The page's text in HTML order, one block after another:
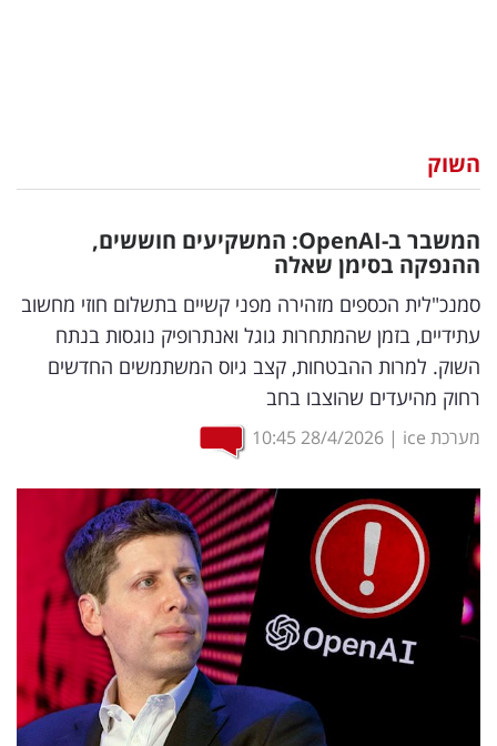
וצרכנות
דיגיטל
וטק
שיווק
ופרסום
משפט
מדדים
ומחקרים
דעות
רכילות
השוק
המשבר ב-OpenAI: המשקיעים חוששים,
ההנפקה בסימן שאלה
סמנכ"לית הכספים מזהירה מפני קשיים בתשלום חוזי מחשוב
עתידיים, בזמן שהמתחרות גוגל ואנתרופיק נוגסות בנתח
השוק. למרות ההבטחות, קצב גיוס המשתמשים החדשים
רחוק מהיעדים שהוצבו בחב
מערכת ice |
28/4/2026
10:45